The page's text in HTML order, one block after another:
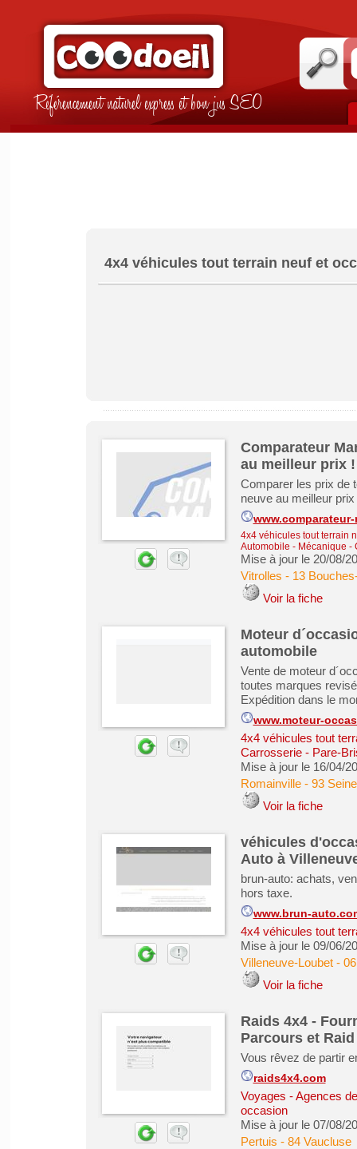
Référencement naturel express et bon jus SEO
4x4 véhicules tout terrain neuf et
Comparateur
au meilleur prix !
Comparer les prix de
neuve au meilleur prix
4x4 véhicules tout terrain
Automobile - Mécanique -
Mise à jour le 20/08/
Vitrolles - 13
Voir la fiche
Moteur
automobile
Vente de moteur
toutes marques
Expédition dans le
www.moteur-
4x4 véhicules tout
Carrosserie - Pare-
Mise à jour le 16/04/
Romainville- 93
Voir la fiche
véhicules
Auto à
brun-auto: achats,
hors taxe.
www.brun-
4x4 véhicules tout
Mise à jour le 09/06/
Villeneuve-Loubet-
Voir la fiche
Raids 4x4 -
Parcours et
Vous rêvez de partir
raids4x4.com
Voyages - Agences
occasion
Mise à jour le 07/08/
Pertuis - 84 Vaucluse